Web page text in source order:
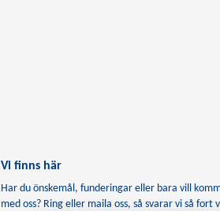
Vi finns här
Har du önskemål, funderingar eller bara vill
med oss? Ring eller maila oss, så svarar vi så fort